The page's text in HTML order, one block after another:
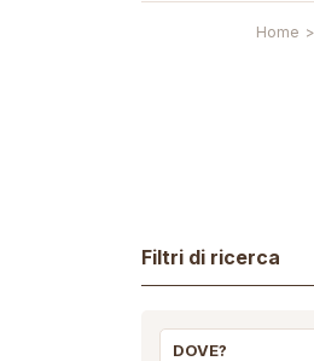
Home >
Filtri di ricerca
DOVE?